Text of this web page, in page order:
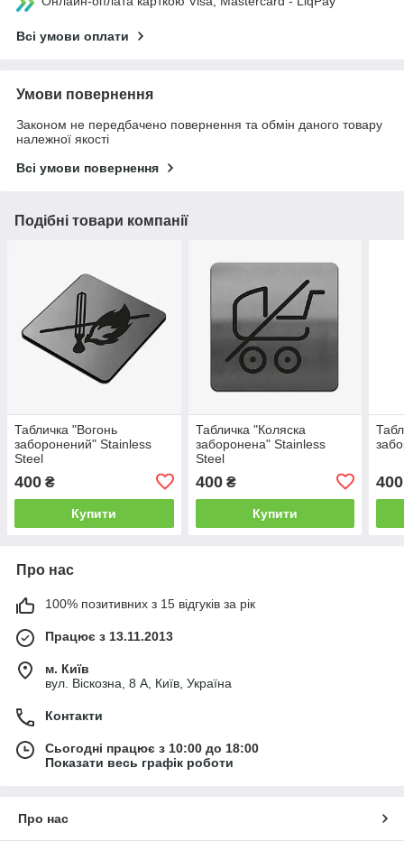
Всі умови оплати
Умови повернення
Законом не передбачено повернення та обмін даного товару
належної якості
Всі умови повернення
Подібні товари компанії
Табличка "Вогонь
заборонений" Stainless
Steel
400 ₴
Купити
Табличка "Коляска
заборонена" Stainless
Steel
400₴
Купити
400
Про нас
100% позитивних з 15 відгуків за рік
Працює з 13.11.2013
м. Київ
вул. Віскозна, 8 А, Київ, Україна
Контакти
Сьогодні працює з 10:00 до 18:00
Показати весь графік роботи
Про нас